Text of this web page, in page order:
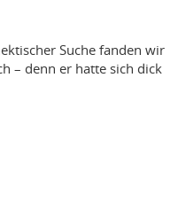
Suche fanden wir
– denn er hatte sich dick